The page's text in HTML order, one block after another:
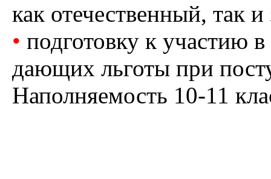
как отечественный, так
• подготовку к участию
дающих льготы при
Наполняемость 10-11